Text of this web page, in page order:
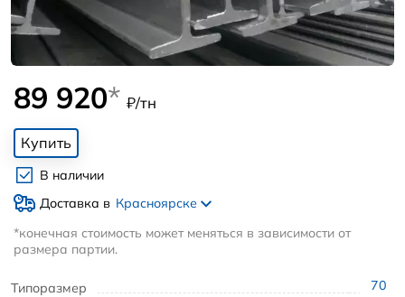
Типоразмер 70
89 920* ₽/тн
Купить
В наличии
Доставка в Красноярске
*конечная стоимость может меняться в зависимости от
размера партии.